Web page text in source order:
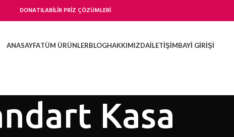
DONATILABİLİR PRİZ ÇÖZÜMLERİ
ANASAYFATÜM ÜRÜNLERBLOGHAKKIMIZDAİLETIŞIMBAYI GIRIŞI
Kasa